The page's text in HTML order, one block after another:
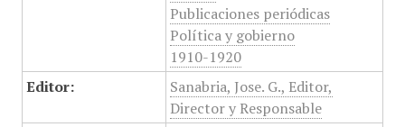
Publicaciones periódicas
Política y gobierno
1910-1920
Editor:
Sanabria, Jose. G., Editor,
Director y Responsable